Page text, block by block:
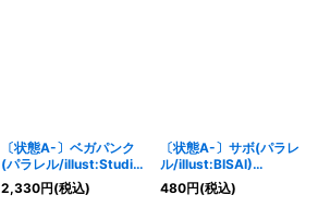
〔状態A-〕ベガパンク
(パラレル/illust:Studio
Vigor Co.Ltd)【L/P】
{OP07-097}
2,330円(税込)
〔状態A-〕サボ(パラレ
ル/illust:BISAI)
【SEC/P】{OP07-118}
480円(税込)